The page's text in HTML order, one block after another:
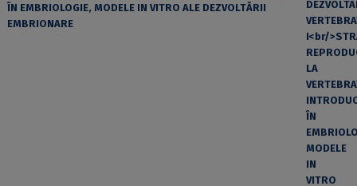
ÎN EMBRIOLOGIE, MODELE IN VITRO ALE DEZVOLTĂRII
EMBRIONARE